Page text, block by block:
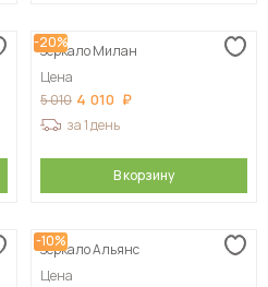
-20%
Зеркало Милан
Цена
5 010 4 010
за 1 день
В корзину
-10%
Зеркало Альянс
Цена